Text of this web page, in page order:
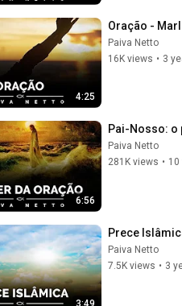
4:25
Oração -
Paiva Netto
16K views • 3
6:56
Pai-Nosso: o
Paiva Netto
281K views • 10
3:49
Prece
Paiva Netto
7.5K views • 3